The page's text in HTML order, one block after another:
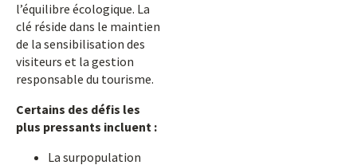
l’équilibre écologique. La
clé réside dans le maintien
de la sensibilisation des
visiteurs et la gestion
responsable du tourisme.
Certains des défis les
plus pressants incluent :
La surpopulation